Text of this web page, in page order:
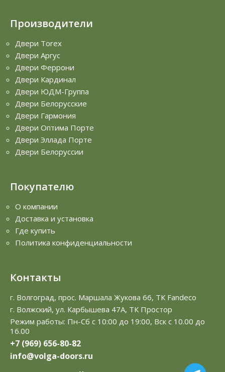
Производители
Двери Torex
Двери Аргус
Двери Феррони
Двери Кардинал
Двери ЮДМ-Группа
Двери Белорусские
Двери Гармония
Двери Оптима Порте
Двери Эллада Порте
Двери Белоруссии
Покупателю
О компании
Доставка и установка
Где купить
Политика конфиденциальности
Контакты
г. Волгоград, прос. Маршала Жукова 66, ТК Fandeco
г. Волжский, ул. Карбышева 47А, ТК Простор
Режим работы: Пн-Сб с 10:00 до 19:00, Вск с 10.00 до
16.00
+7 (969) 656-80-82
info@volga-doors.ru